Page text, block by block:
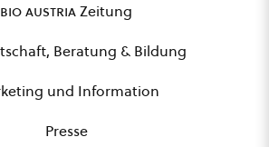
bio austriaZeitung
Beratung & Bildung
und Information
Presse